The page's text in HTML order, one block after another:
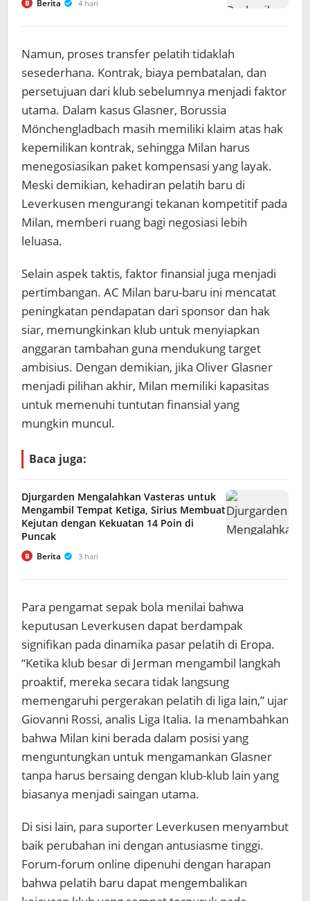
B Berita 4 hari
Namun, proses transfer pelatih tidaklah
sesederhana. Kontrak, biaya pembatalan, dan
persetujuan dari klub sebelumnya menjadi faktor
utama. Dalam kasus Glasner, Borussia
Mönchengladbach masih memiliki klaim atas hak
kepemilikan kontrak, sehingga Milan harus
menegosiasikan paket kompensasi yang layak.
Meski demikian, kehadiran pelatih baru di
Leverkusen mengurangi tekanan kompetitif pada
Milan, memberi ruang bagi negosiasi lebih
leluasa.
Selain aspek taktis, faktor finansial juga menjadi
pertimbangan. AC Milan baru-baru ini mencatat
peningkatan pendapatan dari sponsor dan hak
siar, memungkinkan klub untuk menyiapkan
anggaran tambahan guna mendukung target
ambisius. Dengan demikian, jika Oliver Glasner
menjadi pilihan akhir, Milan memiliki kapasitas
untuk memenuhi tuntutan finansial yang
mungkin muncul.
Baca juga:
Djurgarden Mengalahkan Vasteras untuk
Mengambil Tempat Ketiga, Sirius Membuat
Kejutan dengan Kekuatan 14 Poin di
Puncak
B Berita 3 hari
Para pengamat sepak bola menilai bahwa
keputusan Leverkusen dapat berdampak
signifikan pada dinamika pasar pelatih di Eropa.
“Ketika klub besar di Jerman mengambil langkah
proaktif, mereka secara tidak langsung
memengaruhi pergerakan pelatih di liga lain,” ujar
Giovanni Rossi, analis Liga Italia. Ia menambahkan
bahwa Milan kini berada dalam posisi yang
menguntungkan untuk mengamankan Glasner
tanpa harus bersaing dengan klub-klub lain yang
biasanya menjadi saingan utama.
Di sisi lain, para suporter Leverkusen menyambut
baik perubahan ini dengan antusiasme tinggi.
Forum-forum online dipenuhi dengan harapan
bahwa pelatih baru dapat mengembalikan